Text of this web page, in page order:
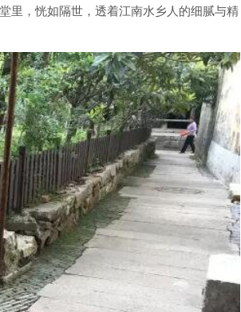
里，恍如隔世，透着江南水乡人的细腻与精